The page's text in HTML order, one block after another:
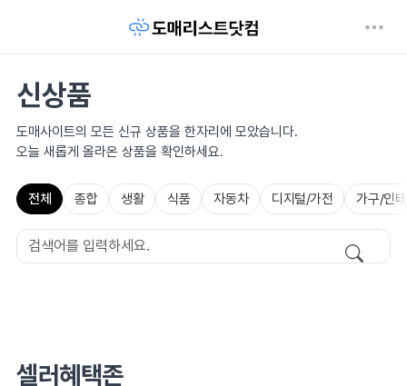
신상품
도매사이트의 모든 신규 상품을 한자리에 모았습니다.
오늘 새롭게 올라온 상품을 확인하세요.
전체 종합 생활 식품 자동차 디지털/가전 가구/인
셀러혜택존